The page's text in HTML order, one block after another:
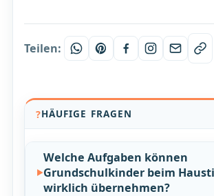
Teilen:
HÄUFIGE FRAGEN
Welche Aufgaben können
Grundschulkinder beim
wirklich übernehmen?